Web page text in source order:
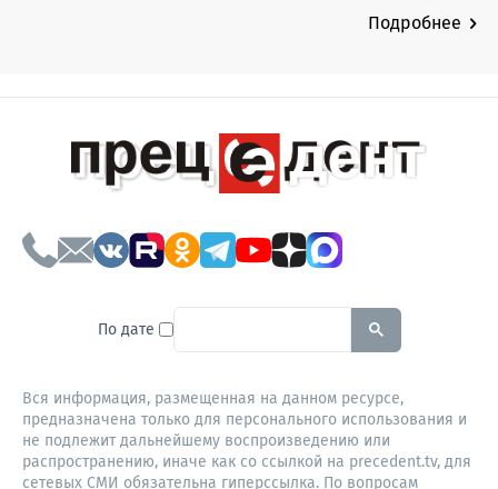
Подробнее
По дате To search this site, enter a
Вся информация, размещенная на данном ресурсе,
предназначена только для персонального использования и
не подлежит дальнейшему воспроизведению или
распространению, иначе как со ссылкой на precedent.tv, для
сетевых СМИ обязательна гиперссылка. По вопросам